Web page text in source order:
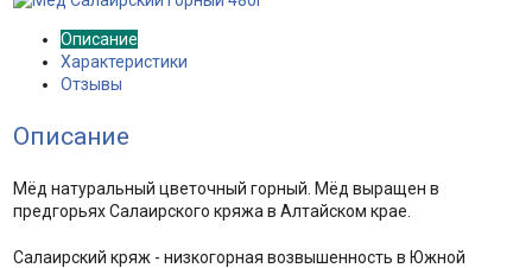
Описание
Характеристики
Отзывы
Описание
Мёд натуральный цветочный горный. Мёд выращен в
предгорьях Салаирского кряжа в Алтайском крае.
Салаирский кряж - низкогорная возвышенность в Южной